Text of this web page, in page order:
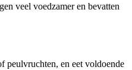
veel voedzamer en bevatten
peulvruchten, en eet voldoende